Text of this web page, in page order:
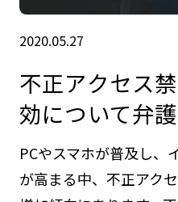
2020.05.27
不正アクセス
効について弁
PCやスマホが普及し、
が高まる中、不正アク